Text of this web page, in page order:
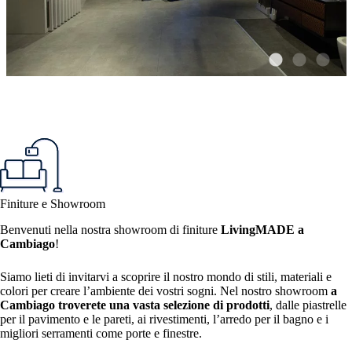
Finiture e Showroom
Benvenuti nella nostra showroom di finiture LivingMADE a
Cambiago!
Siamo lieti di invitarvi a scoprire il nostro mondo di stili, materiali e
colori per creare l’ambiente dei vostri sogni. Nel nostro showroom a
Cambiago troverete una vasta selezione di prodotti, dalle piastrelle
per il pavimento e le pareti, ai rivestimenti, l’arredo per il bagno e i
migliori serramenti come porte e finestre.